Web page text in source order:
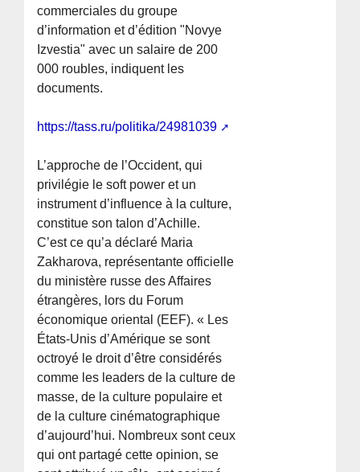
commerciales du groupe
d’information et d’édition "Novye
Izvestia" avec un salaire de 200
000 roubles, indiquent les
documents.
https://tass.ru/politika/24981039
L’approche de l’Occident, qui
privilégie le soft power et un
instrument d’influence à la culture,
constitue son talon d’Achille.
C’est ce qu’a déclaré Maria
Zakharova, représentante officielle
du ministère russe des Affaires
étrangères, lors du Forum
économique oriental (EEF). « Les
États-Unis d’Amérique se sont
octroyé le droit d’être considérés
comme les leaders de la culture de
masse, de la culture populaire et
de la culture cinématographique
d’aujourd’hui. Nombreux sont ceux
qui ont partagé cette opinion, se